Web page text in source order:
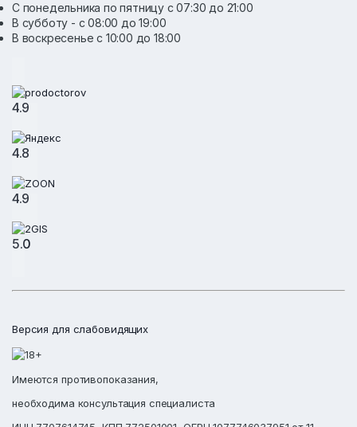
С понедельника по пятницу с 07:30 до 21:00
В субботу - с 08:00 до 19:00
В воскресенье с 10:00 до 18:00
4.9
4.8
4.9
5.0
Версия для слабовидящих
Имеются противопоказания,
необходима консультация специалиста